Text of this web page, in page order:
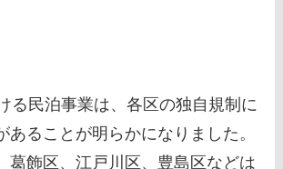
る民泊事業は、各区の独自規制に
あることが明らかになりました。
葛飾区、江戸川区、豊島区などは